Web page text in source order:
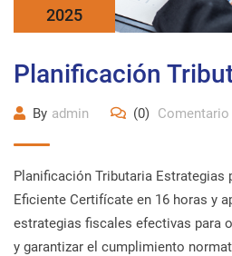
2025
Planificación
By admin (0) Comentario
Planificación Tributaria Estrategias
Eficiente Certifícate en 16 horas y
estrategias fiscales efectivas para
y garantizar el cumplimiento